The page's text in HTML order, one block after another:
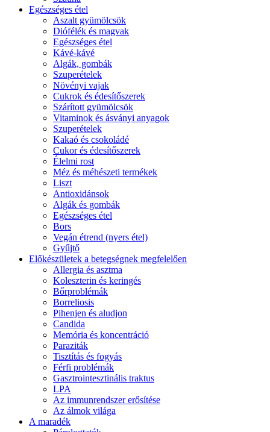
Egészséges étel
Aszalt gyümölcsök
Diófélék és magvak
Egészséges étel
Kávé-kávé
Algák, gombák
Szuperételek
Növényi vajak
Cukrok és édesítőszerek
Szárított gyümölcsök
Vitaminok és ásványi anyagok
Szuperételek
Kakaó és csokoládé
Cukor és édesítőszerek
Élelmi rost
Méz és méhészeti termékek
Liszt
Antioxidánsok
Algák és gombák
Egészséges étel
Bors
Vegán étrend (nyers étel)
Gyűjtő
Előkészületek a betegségnek megfelelően
Allergia és asztma
Koleszterin és keringés
Bőrproblémák
Borreliosis
Pihenjen és aludjon
Candida
Memória és koncentráció
Paraziták
Tisztítás és fogyás
Férfi problémák
Gasztrointesztinális traktus
LPA
Az immunrendszer erősítése
Az álmok világa
A maradék